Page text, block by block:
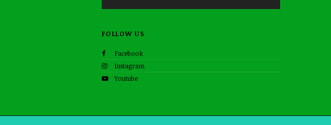
FOLLOW US
Facebook
Instagram
Youtube